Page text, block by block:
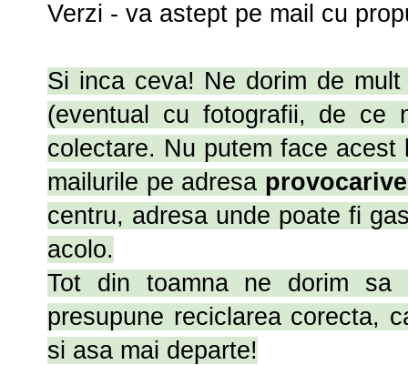
Verzi - va astept pe mail cu
Si inca ceva! Ne dorim de
(eventual cu fotografii, de ce
colectare. Nu putem face
mailurile pe adresa
centru, adresa unde poate fi
acolo.
Tot din toamna ne dorim sa
presupune reciclarea corecta,
si asa mai departe!